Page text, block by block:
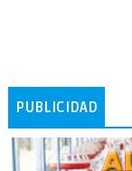
PUBLICIDAD